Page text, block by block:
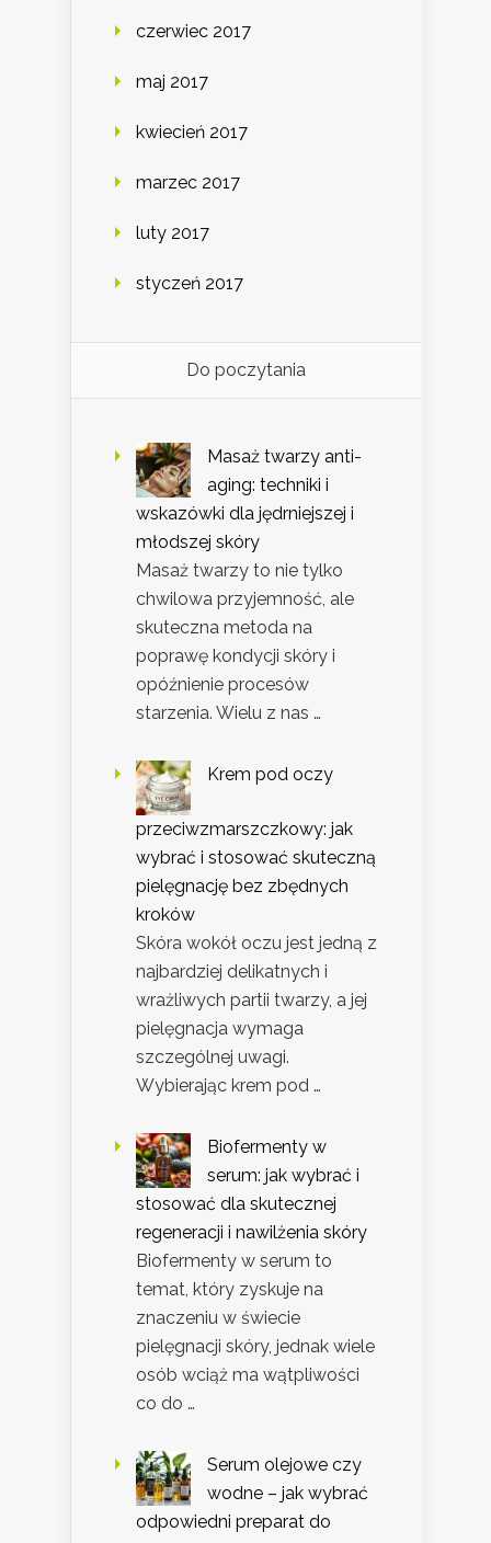
czerwiec 2017
maj 2017
kwiecień 2017
marzec 2017
luty 2017
styczeń 2017
Do poczytania
Masaż twarzy anti-
aging: techniki i
wskazówki dla jędrniejszej i
młodszej skóry
Masaż twarzy to nie tylko
chwilowa przyjemność, ale
skuteczna metoda na
poprawę kondycji skóry i
opóźnienie procesów
starzenia. Wielu z nas …
Krem pod oczy
przeciwzmarszczkowy: jak
wybrać i stosować skuteczną
pielęgnację bez zbędnych
kroków
Skóra wokół oczu jest jedną z
najbardziej delikatnych i
wrażliwych partii twarzy, a jej
pielęgnacja wymaga
szczególnej uwagi.
Wybierając krem pod …
Biofermenty w
serum: jak wybrać i
stosować dla skutecznej
regeneracji i nawilżenia skóry
Biofermenty w serum to
temat, który zyskuje na
znaczeniu w świecie
pielęgnacji skóry, jednak wiele
osób wciąż ma wątpliwości
co do …
Serum olejowe czy
wodne – jak wybrać
odpowiedni preparat do